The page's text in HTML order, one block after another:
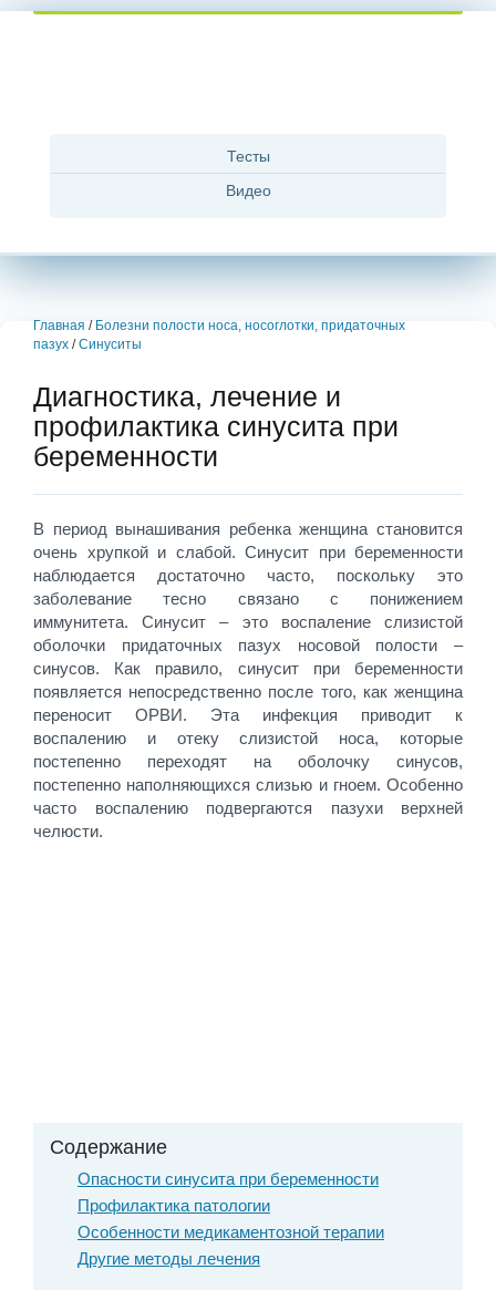
Тесты
Видео
Главная / Болезни полости носа, носоглотки, придаточных
пазух / Синуситы
Диагностика, лечение и
профилактика синусита при
беременности
В период вынашивания ребенка женщина становится
очень хрупкой и слабой. Синусит при беременности
наблюдается достаточно часто, поскольку это
заболевание тесно связано с понижением
иммунитета. Синусит – это воспаление слизистой
оболочки придаточных пазух носовой полости –
синусов. Как правило, синусит при беременности
появляется непосредственно после того, как женщина
переносит ОРВИ. Эта инфекция приводит к
воспалению и отеку слизистой носа, которые
постепенно переходят на оболочку синусов,
постепенно наполняющихся слизью и гноем. Особенно
часто воспалению подвергаются пазухи верхней
челюсти.
Содержание
Опасности синусита при беременности
Профилактика патологии
Особенности медикаментозной терапии
Другие методы лечения